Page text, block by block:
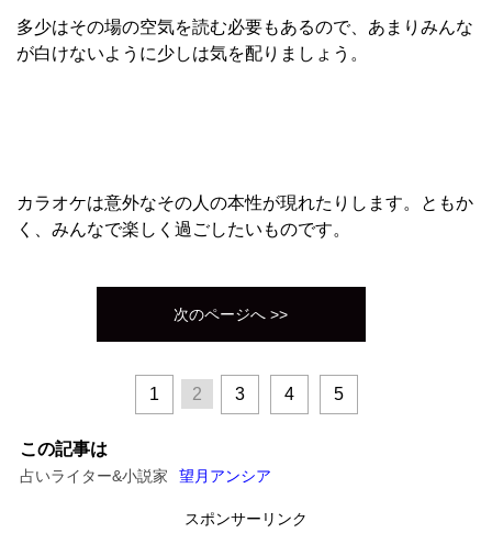
多少はその場の空気を読む必要もあるので、あまりみんな
が白けないように少しは気を配りましょう。
カラオケは意外なその人の本性が現れたりします。ともか
く、みんなで楽しく過ごしたいものです。
次のページへ >>
1 2 3 4 5
この記事は
占いライター&小説家 望月アンシア
スポンサーリンク